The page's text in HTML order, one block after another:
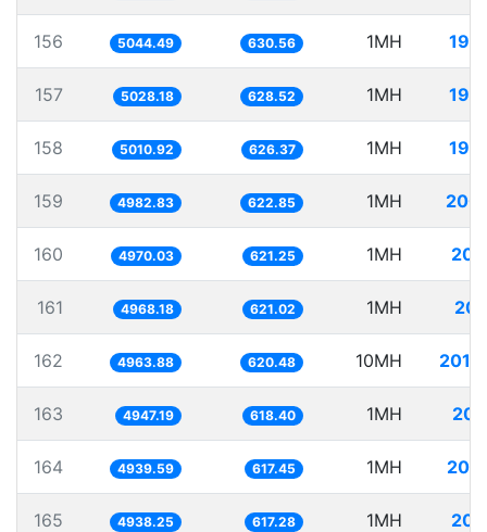
156 5044.49 630.56 1MH
157 5028.18 628.52 1MH
158 5010.92 626.37 1MH
159 4982.83 622.85 1MH
160 4970.03 621.25 1MH
161 4968.18 621.02 1MH
162 4963.88 620.48 10MH
163 4947.19 618.40 1MH
164 4939.59 617.45 1MH
165 4938.25 617.28 1MH